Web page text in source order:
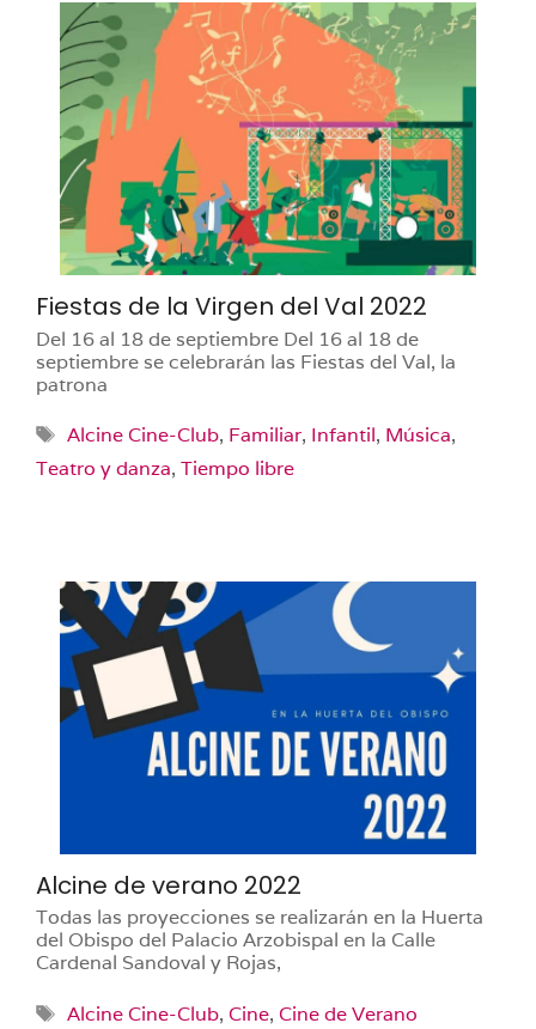
Fiestas de la Virgen del Val 2022
Del 16 al 18 de septiembre Del 16 al 18 de
septiembre se celebrarán las Fiestas del Val, la
patrona
Etiquetas
Alcine Cine-Club, Familiar, Infantil, Música,
Teatro y danza, Tiempo libre
Alcine de verano 2022
Todas las proyecciones se realizarán en la Huerta
del Obispo del Palacio Arzobispal en la Calle
Cardenal Sandoval y Rojas,
Etiquetas
Alcine Cine-Club, Cine, Cine de Verano